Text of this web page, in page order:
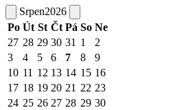
Srpen2026
Po Út St Čt Pá So Ne
27 28 29 30 31 1
2
3
4 5 6 7 8
9
10 11 12 13 14 15 16
17 18 19 20 21 22 23
24 25 26 27 28 29 30